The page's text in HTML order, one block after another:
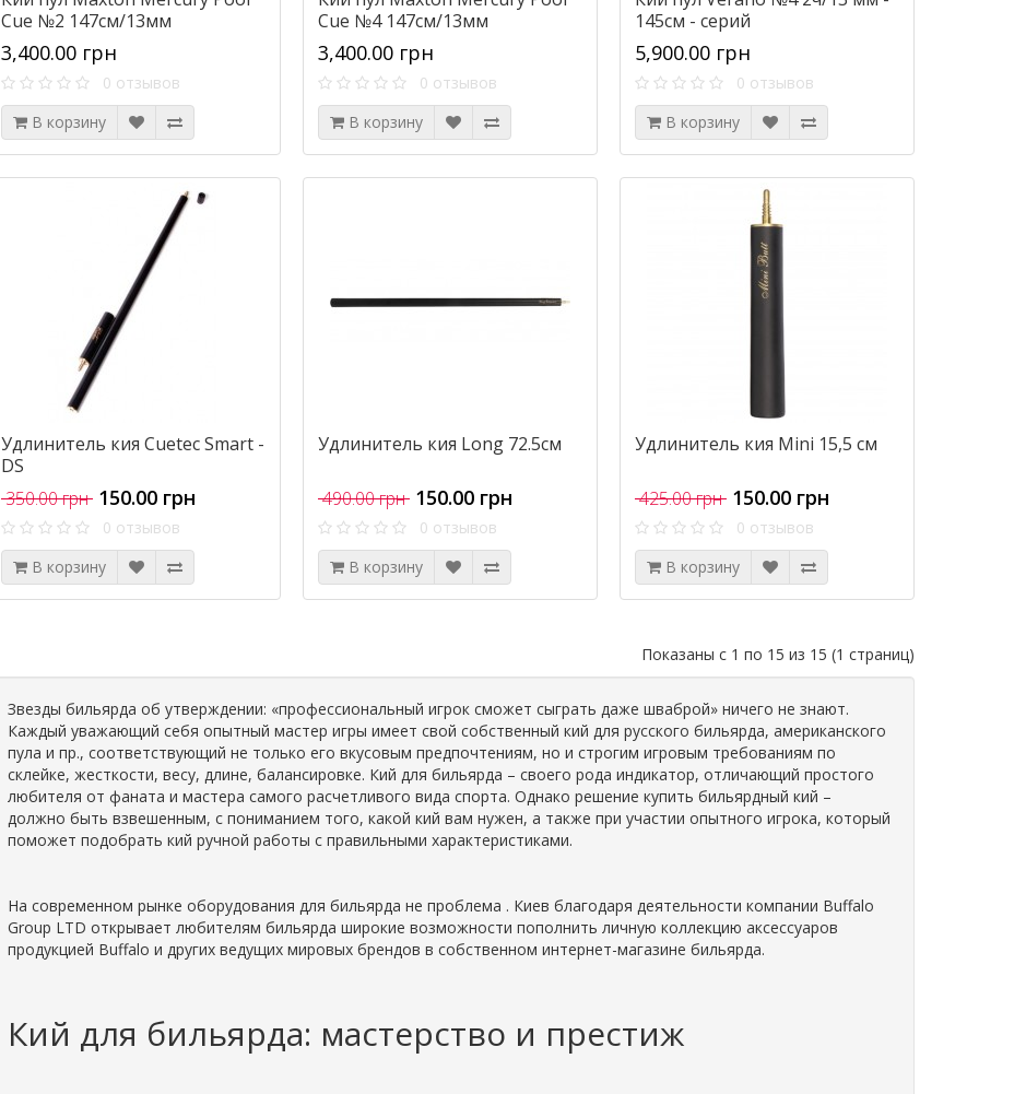
Cue №2 147см/13мм
3,400.00 грн
0 отзывов
В корзину
Cue №4 147см/13мм
3,400.00 грн
0 отзывов
В корзину
145см - серий
5,900.00 грн
0 отзывов
В корзину
Удлинитель кия Cuetec Smart -
DS
350.00 грн 150.00 грн
0 отзывов
В корзину
Удлинитель кия Long 72.5см
490.00 грн 150.00 грн
0 отзывов
В корзину
Удлинитель кия Mini 15,5 см
425.00 грн 150.00 грн
0 отзывов
В корзину
Показаны с 1 по 15 из 15 (1 страниц)
Звезды бильярда об утверждении: «профессиональный игрок сможет сыграть даже шваброй» ничего не знают.
Каждый уважающий себя опытный мастер игры имеет свой собственный кий для русского бильярда, американского
пула и пр., соответствующий не только его вкусовым предпочтениям, но и строгим игровым требованиям по
склейке, жесткости, весу, длине, балансировке. Кий для бильярда – своего рода индикатор, отличающий простого
любителя от фаната и мастера самого расчетливого вида спорта. Однако решение купить бильярдный кий –
должно быть взвешенным, с пониманием того, какой кий вам нужен, а также при участии опытного игрока, который
поможет подобрать кий ручной работы с правильными характеристиками.
На современном рынке оборудования для бильярда не проблема . Киев благодаря деятельности компании Buffalo
Group LTD открывает любителям бильярда широкие возможности пополнить личную коллекцию аксессуаров
продукцией Buffalo и других ведущих мировых брендов в собственном интернет-магазине бильярда.
Кий для бильярда: мастерство и престиж